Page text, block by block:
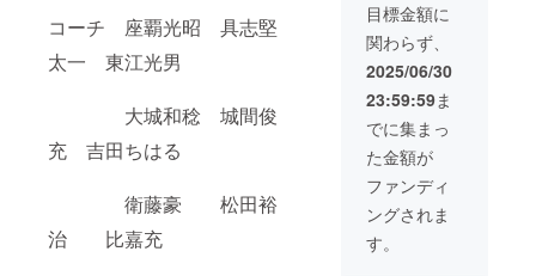
コーチ 座覇光昭 具志堅
太一 東江光男
大城和稔 城間俊
充 吉田ちはる
衛藤豪 松田裕
治 比嘉充
目標金額に
関わらず、
2025/06/30
23:59:59ま
でに集まっ
た金額が
ファンディ
ングされま
す。